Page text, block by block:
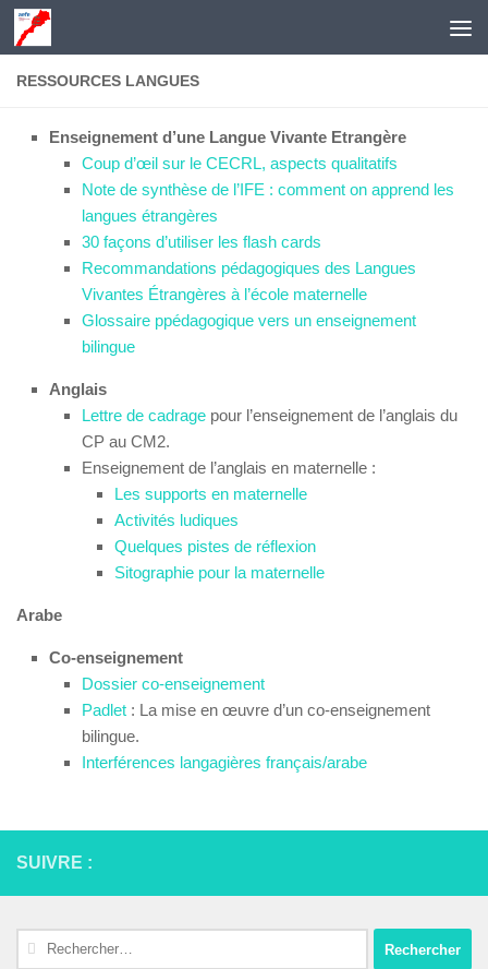
Skip to content
RESSOURCES LANGUES
Enseignement d’une Langue Vivante Etrangère
Coup d’œil sur le CECRL, aspects qualitatifs
Note de synthèse de l’IFE : comment on apprend les
langues étrangères
30 façons d’utiliser les flash cards
Recommandations pédagogiques des Langues
Vivantes Étrangères à l’école maternelle
Glossaire ppédagogique vers un enseignement
bilingue
Anglais
Lettre de cadrage pour l’enseignement de l’anglais du
CP au CM2.
Enseignement de l’anglais en maternelle :
Les supports en maternelle
Activités ludiques
Quelques pistes de réflexion
Sitographie pour la maternelle
Arabe
Co-enseignement
Dossier co-enseignement
Padlet : La mise en œuvre d’un co-enseignement
bilingue.
Interférences langagières français/arabe
SUIVRE :
Rechercher :